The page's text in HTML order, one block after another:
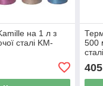
на 1 л з
сталі KM-
500
405